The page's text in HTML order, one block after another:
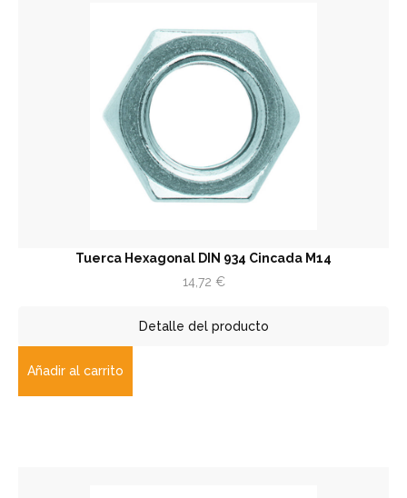
Tuerca Hexagonal DIN 934 Cincada M14
14,72 €
Detalle del producto
Añadir al carrito